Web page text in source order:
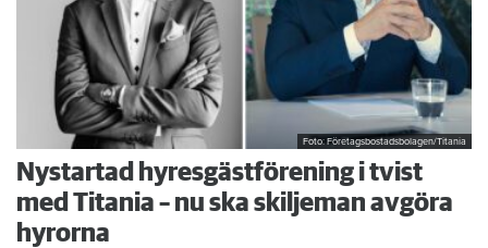
Foto: Företagsbostadsbolagen/Titania
Nystartad hyresgästförening i tvist
med Titania – nu ska skiljeman avgöra
hyrorna